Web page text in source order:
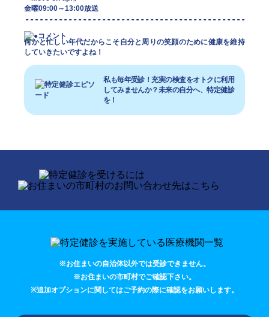
金曜09:00～13:00放送
何かと忙しい年代だからこそ自分と周りの笑顔のために健康を維持
していきたいですよね！
私も毎年受診！充実の検査をオトクに利用
してみませんか？未来の自分へ、特定健診
を！
※お住まいの自治体以外では受診できません。
※お住まいの市町村でご確認下さい。
※追加オプションに関してはご予約の際に確認をお願いします。